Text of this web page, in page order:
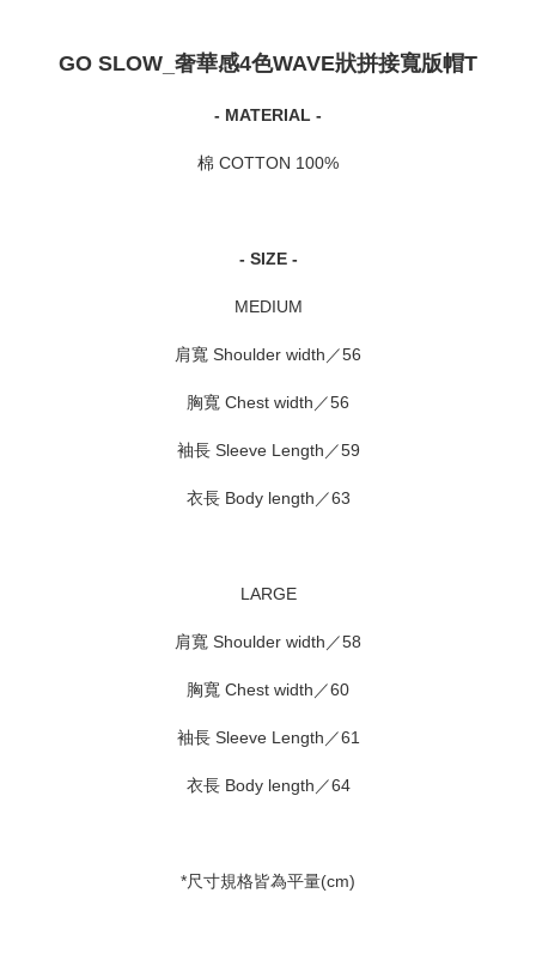
GO SLOW_奢華感4色WAVE狀拼接寬版帽T
- MATERIAL -
棉 COTTON 100%
- SIZE -
MEDIUM
肩寬 Shoulder width／56
胸寬 Chest width／56
袖長 Sleeve Length／59
衣長 Body length／63
LARGE
肩寬 Shoulder width／58
胸寬 Chest width／60
袖長 Sleeve Length／61
衣長 Body length／64
*尺寸規格皆為平量(cm)